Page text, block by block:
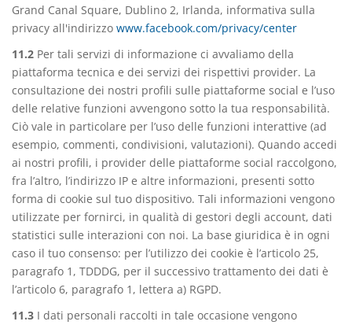
Grand Canal Square, Dublino 2, Irlanda, informativa sulla
privacy all'indirizzo www.facebook.com/privacy/center
11.2 Per tali servizi di informazione ci avvaliamo della
piattaforma tecnica e dei servizi dei rispettivi provider. La
consultazione dei nostri profili sulle piattaforme social e l’uso
delle relative funzioni avvengono sotto la tua responsabilità.
Ciò vale in particolare per l’uso delle funzioni interattive (ad
esempio, commenti, condivisioni, valutazioni). Quando accedi
ai nostri profili, i provider delle piattaforme social raccolgono,
fra l’altro, l’indirizzo IP e altre informazioni, presenti sotto
forma di cookie sul tuo dispositivo. Tali informazioni vengono
utilizzate per fornirci, in qualità di gestori degli account, dati
statistici sulle interazioni con noi. La base giuridica è in ogni
caso il tuo consenso: per l’utilizzo dei cookie è l’articolo 25,
paragrafo 1, TDDDG, per il successivo trattamento dei dati è
l’articolo 6, paragrafo 1, lettera a) RGPD.
11.3 I dati personali raccolti in tale occasione vengono